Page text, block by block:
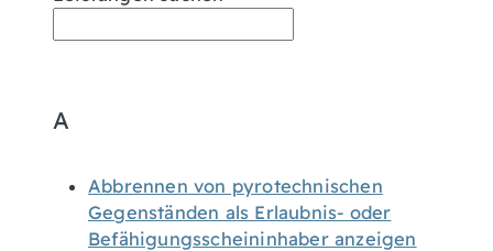
A
Abbrennen von pyrotechnischen
Gegenständen als Erlaubnis- oder
Befähigungsscheininhaber anzeigen